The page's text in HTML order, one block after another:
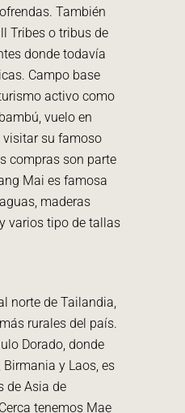
También
Tribes o tribus de
donde todavía
Campo base
activo como
vuelo en
visitar su famoso
compras son parte
Mai es famosa
maderas
varios tipo de tallas
norte de Tailandia,
rurales del país.
Dorado, donde
y Laos, es
de Asia de
tenemos Mae